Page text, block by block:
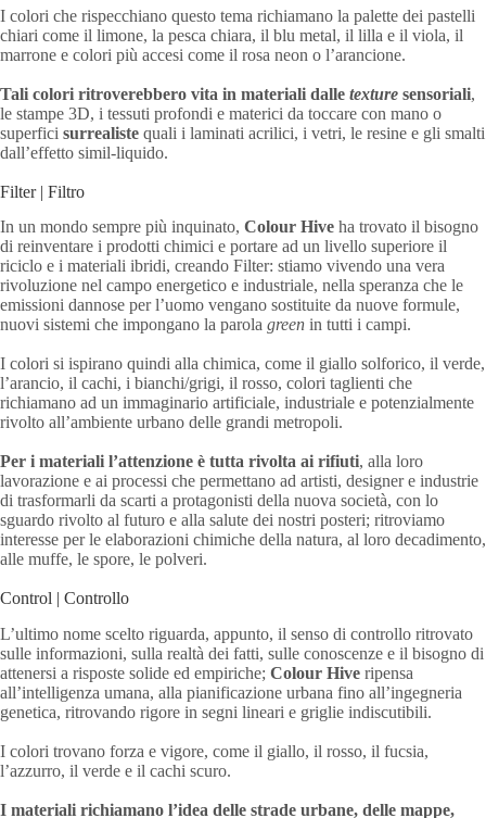
I colori che rispecchiano questo tema richiamano la palette dei pastelli
chiari come il limone, la pesca chiara, il blu metal, il lilla e il viola, il
marrone e colori più accesi come il rosa neon o l’arancione.
Tali colori ritroverebbero vita in materiali dalle texture sensoriali,
le stampe 3D, i tessuti profondi e materici da toccare con mano o
superfici surrealiste quali i laminati acrilici, i vetri, le resine e gli smalti
dall’effetto simil-liquido.
Filter | Filtro
In un mondo sempre più inquinato, Colour Hive ha trovato il bisogno
di reinventare i prodotti chimici e portare ad un livello superiore il
riciclo e i materiali ibridi, creando Filter: stiamo vivendo una vera
rivoluzione nel campo energetico e industriale, nella speranza che le
emissioni dannose per l’uomo vengano sostituite da nuove formule,
nuovi sistemi che impongano la parola green in tutti i campi.
I colori si ispirano quindi alla chimica, come il giallo solforico, il verde,
l’arancio, il cachi, i bianchi/grigi, il rosso, colori taglienti che
richiamano ad un immaginario artificiale, industriale e potenzialmente
rivolto all’ambiente urbano delle grandi metropoli.
Per i materiali l’attenzione è tutta rivolta ai rifiuti, alla loro
lavorazione e ai processi che permettano ad artisti, designer e industrie
di trasformarli da scarti a protagonisti della nuova società, con lo
sguardo rivolto al futuro e alla salute dei nostri posteri; ritroviamo
interesse per le elaborazioni chimiche della natura, al loro decadimento,
alle muffe, le spore, le polveri.
Control | Controllo
L’ultimo nome scelto riguarda, appunto, il senso di controllo ritrovato
sulle informazioni, sulla realtà dei fatti, sulle conoscenze e il bisogno di
attenersi a risposte solide ed empiriche; Colour Hive ripensa
all’intelligenza umana, alla pianificazione urbana fino all’ingegneria
genetica, ritrovando rigore in segni lineari e griglie indiscutibili.
I colori trovano forza e vigore, come il giallo, il rosso, il fucsia,
l’azzurro, il verde e il cachi scuro.
I materiali richiamano l’idea delle strade urbane, delle mappe,